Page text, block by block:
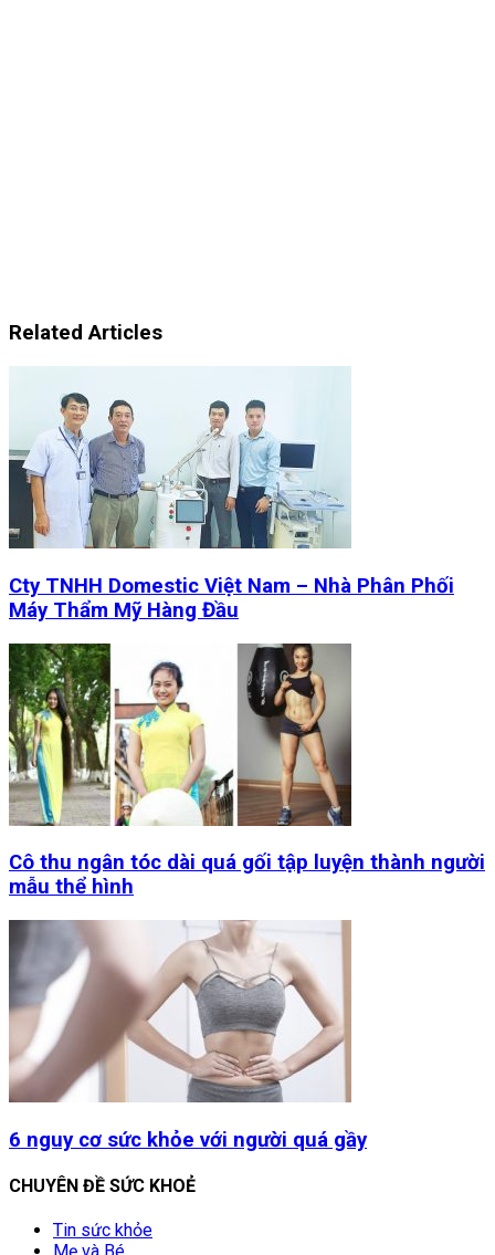
Related Articles
Cty TNHH Domestic Việt Nam – Nhà Phân Phối
Máy Thẩm Mỹ Hàng Đầu
Cô thu ngân tóc dài quá gối tập luyện thành người
mẫu thể hình
6 nguy cơ sức khỏe với người quá gầy
CHUYÊN ĐỀ SỨC KHOẺ
Tin sức khỏe